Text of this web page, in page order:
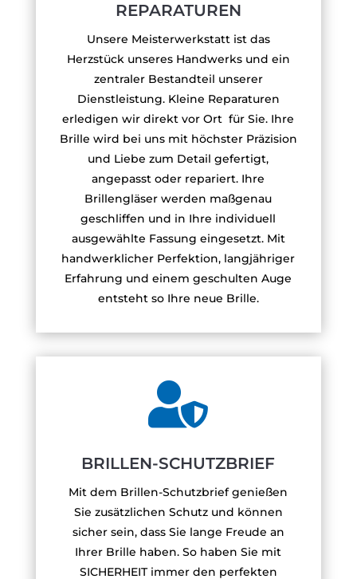
REPARATUREN
Unsere Meisterwerkstatt ist das
Herzstück unseres Handwerks und ein
zentraler Bestandteil unserer
Dienstleistung. Kleine Reparaturen
erledigen wir direkt vor Ort für Sie. Ihre
Brille wird bei uns mit höchster Präzision
und Liebe zum Detail gefertigt,
angepasst oder repariert. Ihre
Brillengläser werden maßgenau
geschliffen und in Ihre individuell
ausgewählte Fassung eingesetzt. Mit
handwerklicher Perfektion, langjähriger
Erfahrung und einem geschulten Auge
entsteht so Ihre neue Brille.

BRILLEN-SCHUTZBRIEF
Mit dem Brillen-Schutzbrief genießen
Sie zusätzlichen Schutz und können
sicher sein, dass Sie lange Freude an
Ihrer Brille haben. So haben Sie mit
SICHERHEIT immer den perfekten